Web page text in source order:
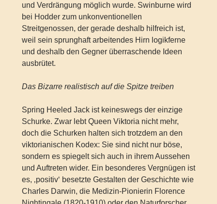
und Verdrängung möglich wurde. Swinburne wird
bei Hodder zum unkonventionellen
Streitgenossen, der gerade deshalb hilfreich ist,
weil sein sprunghaft arbeitendes Hirn logikferne
und deshalb den Gegner überraschende Ideen
ausbrütet.
Das Bizarre realistisch auf die Spitze treiben
Spring Heeled Jack ist keineswegs der einzige
Schurke. Zwar lebt Queen Viktoria nicht mehr,
doch die Schurken halten sich trotzdem an den
viktorianischen Kodex: Sie sind nicht nur böse,
sondern es spiegelt sich auch in ihrem Aussehen
und Auftreten wider. Ein besonderes Vergnügen ist
es, ‚positiv‘ besetzte Gestalten der Geschichte wie
Charles Darwin, die Medizin-Pionierin Florence